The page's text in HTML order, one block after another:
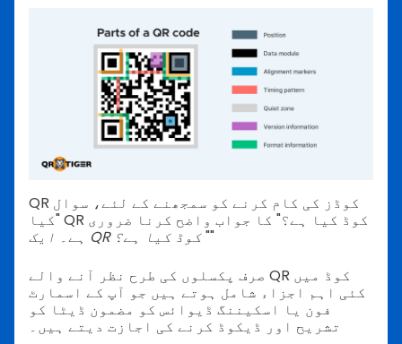
QR کوڈز کی کام کرنے کو سمجھنے کے لئے، سوال
"کیا QR کوڈ کیا ہے؟" کا جواب واضح کرنا ضروری
ہے۔
""
صرف پکسلوں کی طرح نظر آنے والے QR کوڈ میں
کئی اہم اجزاء شامل ہوتے ہیں جو آپ کے اسمارٹ
فون یا اسکیننگ ڈیوائس کو مضمون ڈیٹا کو
تشریح اور ڈیکوڈ کرنے کی اجازت دیتے ہیں۔